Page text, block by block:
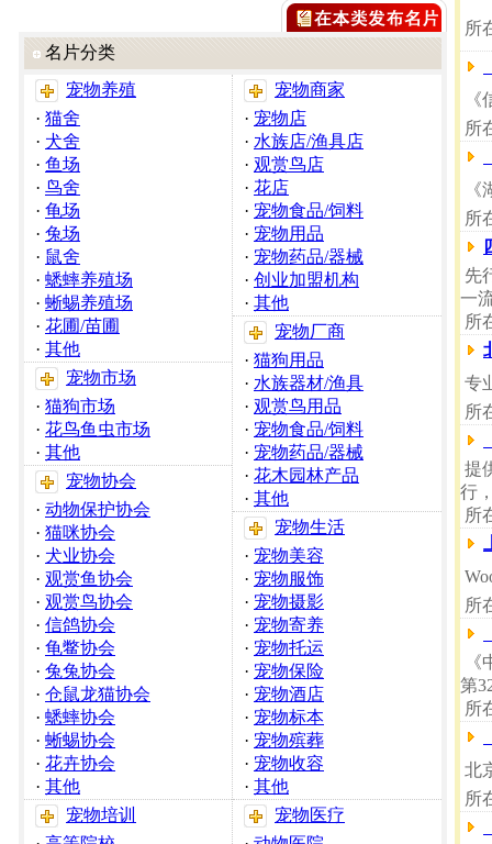
名片分类
宠物养殖
· 猫舍
· 犬舍
· 鱼场
· 鸟舍
· 龟场
· 兔场
· 鼠舍
· 蟋蟀养殖场
· 蜥蜴养殖场
· 花圃/苗圃
· 其他
宠物市场
· 猫狗市场
· 花鸟鱼虫市场
· 其他
宠物协会
· 动物保护协会
· 猫咪协会
· 犬业协会
· 观赏鱼协会
· 观赏鸟协会
· 信鸽协会
· 龟鳖协会
· 兔兔协会
· 仓鼠龙猫协会
· 蟋蟀协会
· 蜥蜴协会
· 花卉协会
· 其他
宠物培训
宠物商家
· 宠物店
· 水族店/渔具店
· 观赏鸟店
· 花店
· 宠物食品/饲料
· 宠物用品
· 宠物药品/器械
· 创业加盟机构
· 其他
宠物厂商
· 猫狗用品
· 水族器材/渔具
· 观赏鸟用品
· 宠物食品/饲料
· 宠物药品/器械
· 花木园林产品
· 其他
宠物生活
· 宠物美容
· 宠物服饰
· 宠物摄影
· 宠物寄养
· 宠物托运
· 宠物保险
· 宠物酒店
· 宠物标本
· 宠物殡葬
· 宠物收容
· 其他
宠物医疗
所
《
所
《
所
先
一
所
专
所
提
行
所
所
《
第
所
北
所